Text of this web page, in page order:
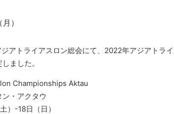
）
アトライアスロン総会にて、2022年アジアトラ
ました。
Championships Aktau
・アクタウ
）-18日（日）